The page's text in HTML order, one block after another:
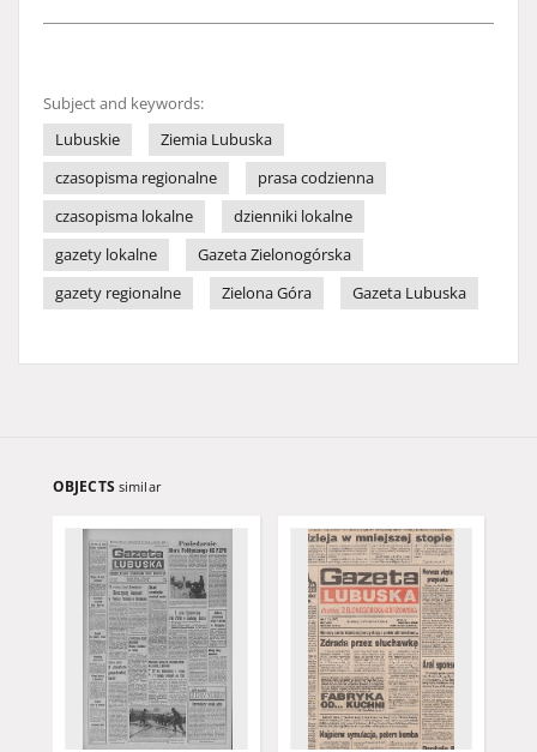
Subject and keywords:
Lubuskie
Ziemia Lubuska
czasopisma regionalne
prasa codzienna
czasopisma lokalne
dzienniki lokalne
gazety lokalne
Gazeta Zielonogórska
gazety regionalne
Zielona Góra Gazeta Lubuska
OBJECTS similar